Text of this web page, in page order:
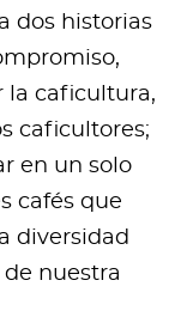
dos historias
la caficultura,
caficultores;
en un solo
cafés que
diversidad
nuestra